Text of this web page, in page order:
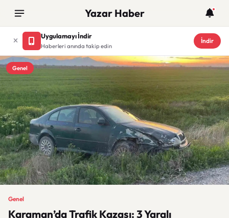
Yazar Haber
Uygulamayı İndir
Haberleri anında takip edin
İndir
Genel
Genel
Karaman’da Trafik Kazası: 3 Yaralı